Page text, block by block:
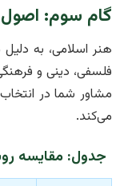
گام سوم:
هنر اسلامی، به
فلسفی، دینی و
مشاور شما در
می‌کند.
جدول: مقایسه